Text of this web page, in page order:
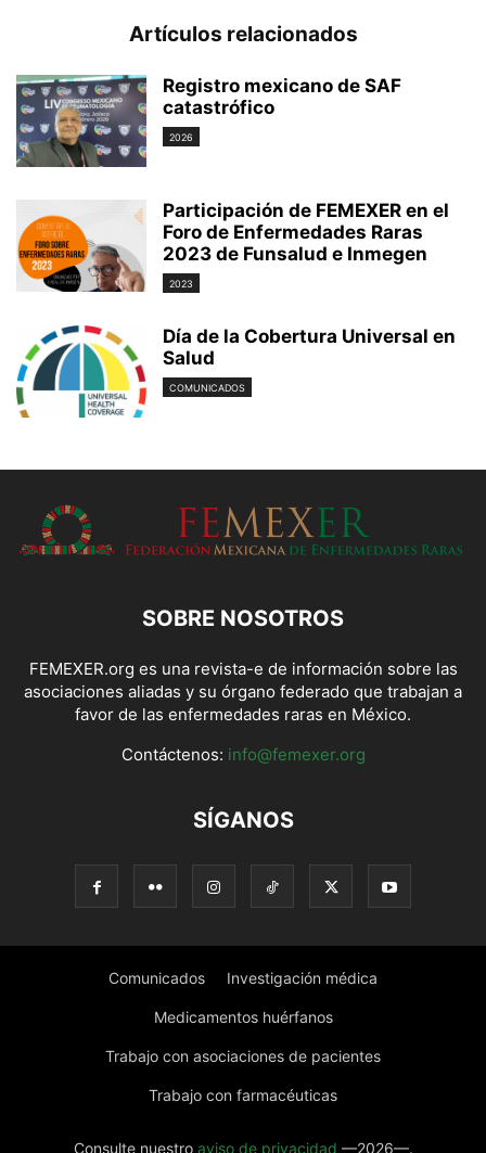
Artículos relacionados
Registro mexicano de SAF
catastrófico
2026
Participación de FEMEXER en el
Foro de Enfermedades Raras
2023 de Funsalud e Inmegen
2023
Día de la Cobertura Universal en
Salud
COMUNICADOS
SOBRE NOSOTROS
FEMEXER.org es una revista-e de información sobre las
asociaciones aliadas y su órgano federado que trabajan a
favor de las enfermedades raras en México.
Contáctenos: info@femexer.org
SÍGANOS
Comunicados Investigación médica
Medicamentos huérfanos
Trabajo con asociaciones de pacientes
Trabajo con farmacéuticas
Consulte nuestro aviso de privacidad —2026—.